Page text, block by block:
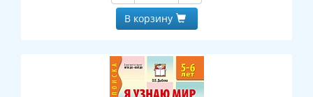
В корзину